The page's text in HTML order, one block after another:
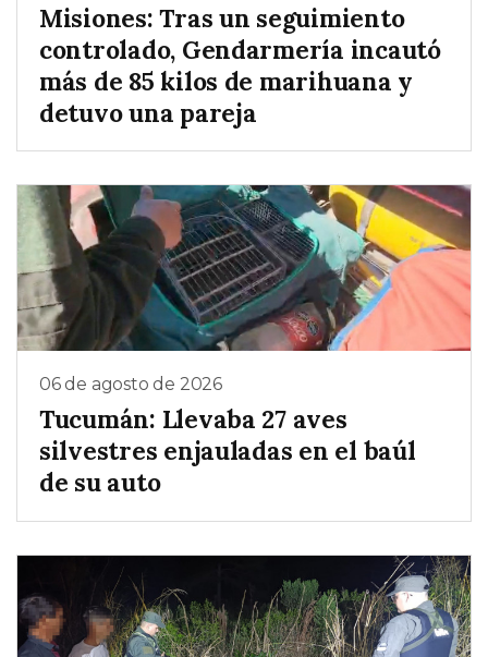
Misiones: Tras un seguimiento
controlado, Gendarmería incautó
más de 85 kilos de marihuana y
detuvo una pareja
06 de agosto de 2026
Tucumán: Llevaba 27 aves
silvestres enjauladas en el baúl
de su auto